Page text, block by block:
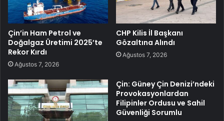
Çin’in Ham Petrol ve
Doğalgaz Üretimi 2025’te
Rekor Kırdı
Ağustos 7, 2026
CHP Kilis İl Başkanı
Gözaltına Alındı
Ağustos 7, 2026
Çin: Güney Çin Denizi’ndeki
Provokasyonlardan
Filipinler Ordusu ve Sahil
Güvenliği Sorumlu